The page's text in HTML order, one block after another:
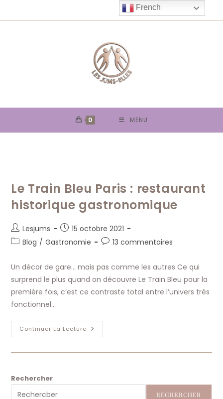
to
0 MENU
Le Train Bleu Paris : restaurant
historique gastronomique
Auteur/autrice
de
Lesjums
Publication
publiée :
15 octobre 2021
PostBlog / Gastronomie
Commentaires
publication :
13 commentaires
Un décor de gare… mais pas comme les autres Ce qui
surprend le plus quand on découvre Le Train Bleu pour la
première fois, c’est ce contraste total entre l’univers très
fonctionnel…
Continuer La Lecture Le
Train
Paris
Rechercher
RECHERCHER
French